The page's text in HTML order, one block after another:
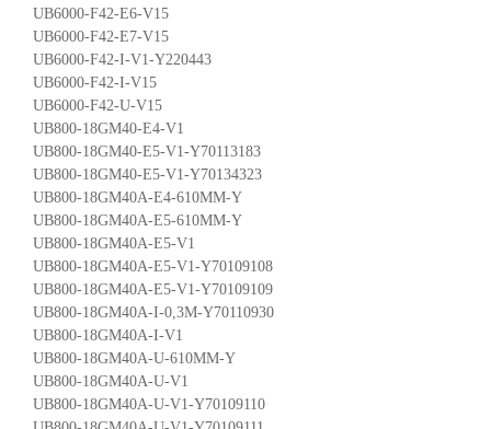
UB6000-F42-E6-V15
UB6000-F42-E7-V15
UB6000-F42-I-V1-Y220443
UB6000-F42-I-V15
UB6000-F42-U-V15
UB800-18GM40-E4-V1
UB800-18GM40-E5-V1-Y70113183
UB800-18GM40-E5-V1-Y70134323
UB800-18GM40A-E4-610MM-Y
UB800-18GM40A-E5-610MM-Y
UB800-18GM40A-E5-V1
UB800-18GM40A-E5-V1-Y70109108
UB800-18GM40A-E5-V1-Y70109109
UB800-18GM40A-I-0,3M-Y70110930
UB800-18GM40A-I-V1
UB800-18GM40A-U-610MM-Y
UB800-18GM40A-U-V1
UB800-18GM40A-U-V1-Y70109110